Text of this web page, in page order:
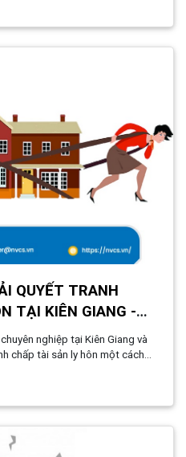
suốt quá trình pháp lý
QUYẾT TRANH
TẠI KIÊN GIANG -
nghiệp tại Kiên Giang và
chấp tài sản ly hôn một cách
sư giàu kinh nghiệm sẽ tư
suốt quá trình pháp lý.